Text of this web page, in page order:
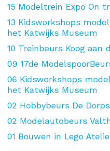
15 Modeltrein Expo On
13 Kidsworkshops
het Katwijks Museum
10 Treinbeurs Koog aan
09 17de
06 Kidsworkshops
het Katwijks Museum
02 Hobbybeurs De
02 Modelautobeurs
01 Bouwen in Lego